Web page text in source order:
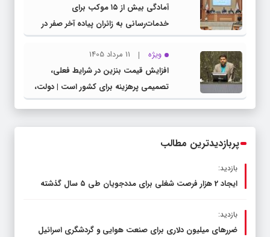
آمادگی بیش از ۱۵ موکب برای
خدمات‌رسانی به زائران پیاده آخر صفر در
شهرستان چناران
ویژه
11 مرداد 1405
افزایش قیمت بنزین در شرایط فعلی،
تصمیمی پرهزینه برای کشور است | دولت،
قاچاق سوخت و عوامل اصلی ناترازی را
پربازدیدترین مطالب
بازدید:
ایجاد 2 هزار فرصت شغلی برای مددجویان طی ۵ سال گذشته
بازدید:
ضررهای میلیون دلاری برای صنعت هوایی و گردشگری اسرائیل